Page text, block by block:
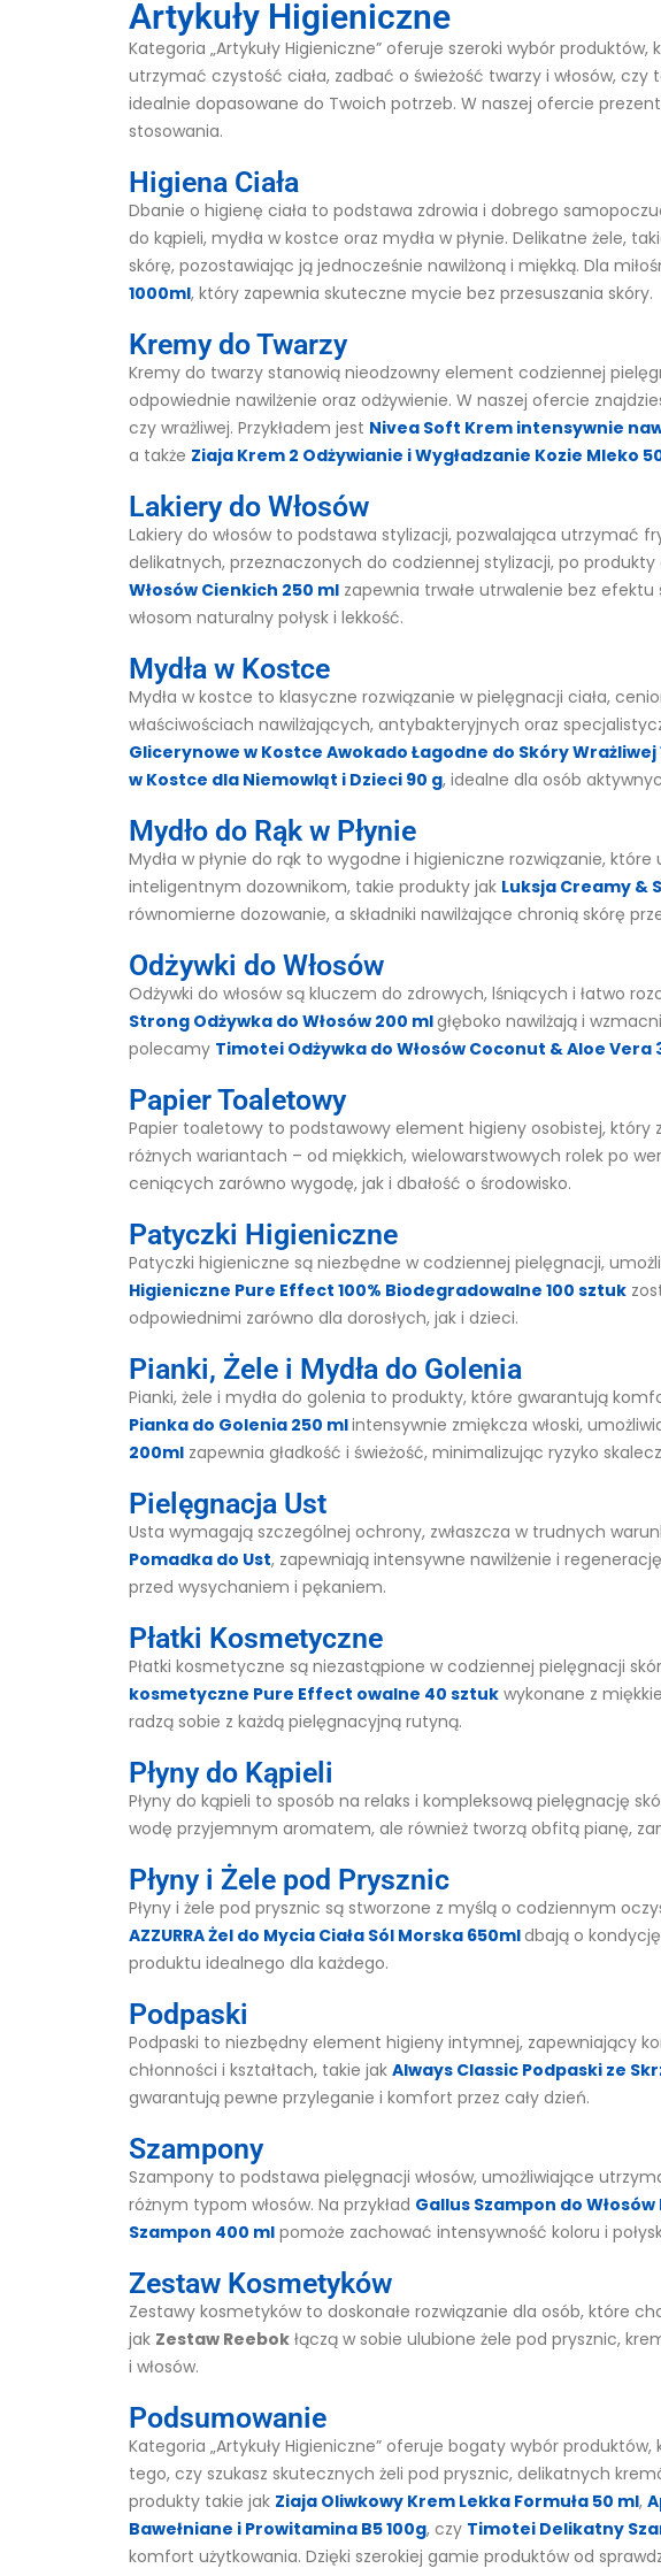
Artykuły Higieniczne
Kategoria „Artykuły Higieniczne” oferuje szeroki wybór
utrzymać czystość ciała, zadbać o świeżość twarzy i włosów,
idealnie dopasowane do Twoich potrzeb. W naszej ofercie
stosowania.
Higiena Ciała
Dbanie o higienę ciała to podstawa zdrowia i dobrego
do kąpieli, mydła w kostce oraz mydła w płynie. Delikatne żele,
skórę, pozostawiając ją jednocześnie nawilżoną i miękką. Dla
1000ml, który zapewnia skuteczne mycie bez przesuszania skóry.
Kremy do Twarzy
Kremy do twarzy stanowią nieodzowny element codziennej
odpowiednie nawilżenie oraz odżywienie. W naszej ofercie
czy wrażliwej. Przykładem jest Nivea Soft Krem intensywnie
a także Ziaja Krem 2 Odżywianie i Wygładzanie Kozie Mleko
Lakiery do Włosów
Lakiery do włosów to podstawa stylizacji, pozwalająca utrzymać
delikatnych, przeznaczonych do codziennej stylizacji, po produkty
Włosów Cienkich 250 ml zapewnia trwałe utrwalenie bez efektu
włosom naturalny połysk i lekkość.
Mydła w Kostce
Mydła w kostce to klasyczne rozwiązanie w pielęgnacji ciała,
właściwościach nawilżających, antybakteryjnych oraz
Glicerynowe w Kostce Awokado Łagodne do Skóry Wrażliwej
w Kostce dla Niemowląt i Dzieci 90 g, idealne dla osób
Mydło do Rąk w Płynie
Mydła w płynie do rąk to wygodne i higieniczne rozwiązanie,
inteligentnym dozownikom, takie produkty jak Luksja Creamy &
równomierne dozowanie, a składniki nawilżające chronią skórę
Odżywki do Włosów
Odżywki do włosów są kluczem do zdrowych, lśniących i łatwo
Strong Odżywka do Włosów 200 mlgłęboko nawilżają i
polecamy Timotei Odżywka do Włosów Coconut & Aloe Vera
Papier Toaletowy
Papier toaletowy to podstawowy element higieny osobistej,
różnych wariantach – od miękkich, wielowarstwowych rolek po
ceniących zarówno wygodę, jak i dbałość o środowisko.
Patyczki Higieniczne
Patyczki higieniczne są niezbędne w codziennej pielęgnacji,
Higieniczne Pure Effect 100% Biodegradowalne 100 sztuk
odpowiednimi zarówno dla dorosłych, jak i dzieci.
Pianki, Żele i Mydła do Golenia
Pianki, żele i mydła do golenia to produkty, które gwarantują
Pianka do Golenia 250 mlintensywnie zmiękcza włoski,
200ml zapewnia gładkość i świeżość, minimalizując ryzyko
Pielęgnacja Ust
Usta wymagają szczególnej ochrony, zwłaszcza w trudnych
Pomadka do Ust, zapewniają intensywne nawilżenie i
przed wysychaniem i pękaniem.
Płatki Kosmetyczne
Płatki kosmetyczne są niezastąpione w codziennej pielęgnacji
kosmetyczne Pure Effect owalne 40 sztuk wykonane z
radzą sobie z każdą pielęgnacyjną rutyną.
Płyny do Kąpieli
Płyny do kąpieli to sposób na relaks i kompleksową pielęgnację
wodę przyjemnym aromatem, ale również tworzą obfitą pianę,
Płyny i Żele pod Prysznic
Płyny i żele pod prysznic są stworzone z myślą o codziennym
AZZURRA Żel do Mycia Ciała Sól Morska 650mldbają o
produktu idealnego dla każdego.
Podpaski
Podpaski to niezbędny element higieny intymnej, zapewniający
chłonności i kształtach, takie jak Always Classic Podpaski ze
gwarantują pewne przyleganie i komfort przez cały dzień.
Szampony
Szampony to podstawa pielęgnacji włosów, umożliwiające
różnym typom włosów. Na przykład Gallus Szampon do
Szampon 400 ml pomoże zachować intensywność koloru i
Zestaw Kosmetyków
Zestawy kosmetyków to doskonałe rozwiązanie dla osób, które
jak Zestaw Reebok łączą w sobie ulubione żele pod prysznic,
i włosów.
Podsumowanie
Kategoria „Artykuły Higieniczne” oferuje bogaty wybór
tego, czy szukasz skutecznych żeli pod prysznic, delikatnych
produkty takie jak Ziaja Oliwkowy Krem Lekka Formuła 50 ml,
Bawełniane i Prowitamina B5 100g, czy Timotei Delikatny
komfort użytkowania. Dzięki szerokiej gamie produktów od